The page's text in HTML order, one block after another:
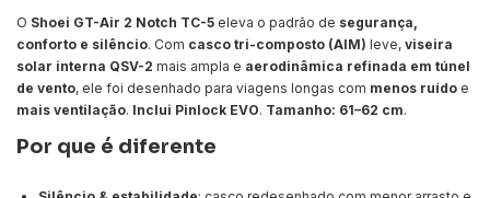
O Shoei GT-Air 2 Notch TC-5 eleva o padrão de segurança,
conforto e silêncio. Com casco tri-composto (AIM) leve, viseira
solar interna QSV-2 mais ampla e aerodinâmica refinada em túnel
de vento, ele foi desenhado para viagens longas com menos ruído e
mais ventilação. Inclui Pinlock EVO. Tamanho: 61–62 cm.
Por que é diferente